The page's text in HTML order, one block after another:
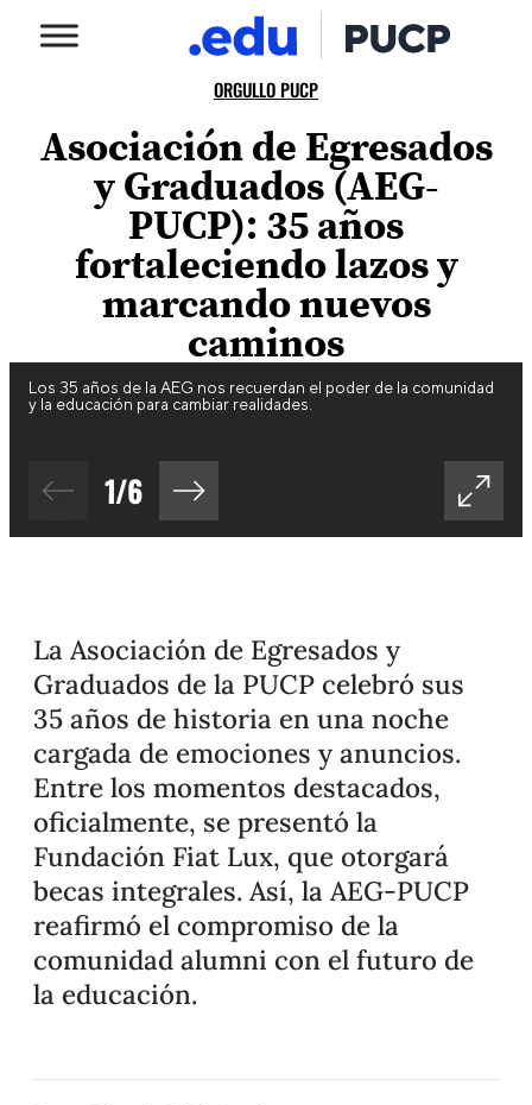
ORGULLO PUCP
Asociación de Egresados
y Graduados (AEG-
PUCP): 35 años
fortaleciendo lazos y
marcando nuevos
caminos
Los 35 años de la AEG nos recuerdan el poder de la comunidad
y la educación para cambiar realidades.
1/6
La Asociación de Egresados y
Graduados de la PUCP celebró sus
35 años de historia en una noche
cargada de emociones y anuncios.
Entre los momentos destacados,
oficialmente, se presentó la
Fundación Fiat Lux, que otorgará
becas integrales. Así, la AEG-PUCP
reafirmó el compromiso de la
comunidad alumni con el futuro de
la educación.